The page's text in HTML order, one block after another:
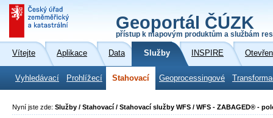
Geoportál ČÚZK
přístup k mapovým produktům a službám
Vítejte Aplikace Data Služby INSPIRE
Vyhledávací Prohlížecí Stahovací Geoprocessingové
Nyní jste zde: Služby / Stahovací / Stahovací služby WFS / WFS - ZABAGED® -